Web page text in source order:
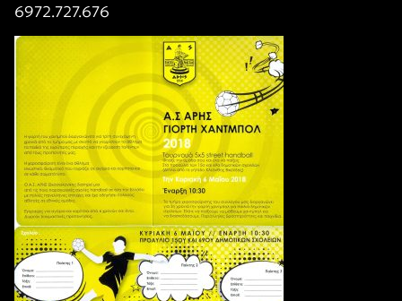
6972.727.676